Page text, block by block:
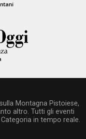
Montagna Pistoiese,
altro. Tutti gli eventi
in tempo reale.